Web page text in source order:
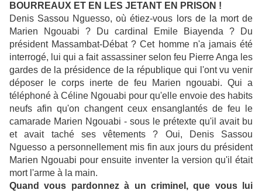
BOURREAUX ET EN LES JETANT EN PRISON !
Denis Sassou Nguesso, où étiez-vous lors de la mort de
Marien Ngouabi ? Du cardinal Emile Biayenda ? Du
président Massambat-Débat ? Cet homme n'a jamais été
interrogé, lui qui a fait assassiner selon feu Pierre Anga les
gardes de la présidence de la république qui l'ont vu venir
déposer le corps inerte de feu Marien ngouabi. Qui a
téléphoné à Céline Ngouabi pour qu'elle envoie des habits
neufs afin qu'on changent ceux ensanglantés de feu le
camarade Marien Ngouabi - sous le prétexte qu'il avait bu
et avait taché ses vêtements ? Oui, Denis Sassou
Nguesso a personnellement mis fin aux jours du président
Marien Ngouabi pour ensuite inventer la version qu'il était
mort l'arme à la main.
Quand vous pardonnez à un criminel, que vous lui